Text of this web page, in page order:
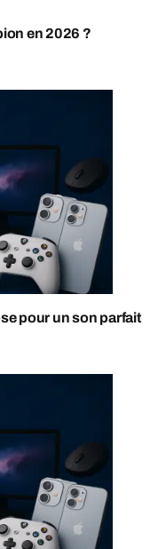
en 2026 ?
pour un son parfait